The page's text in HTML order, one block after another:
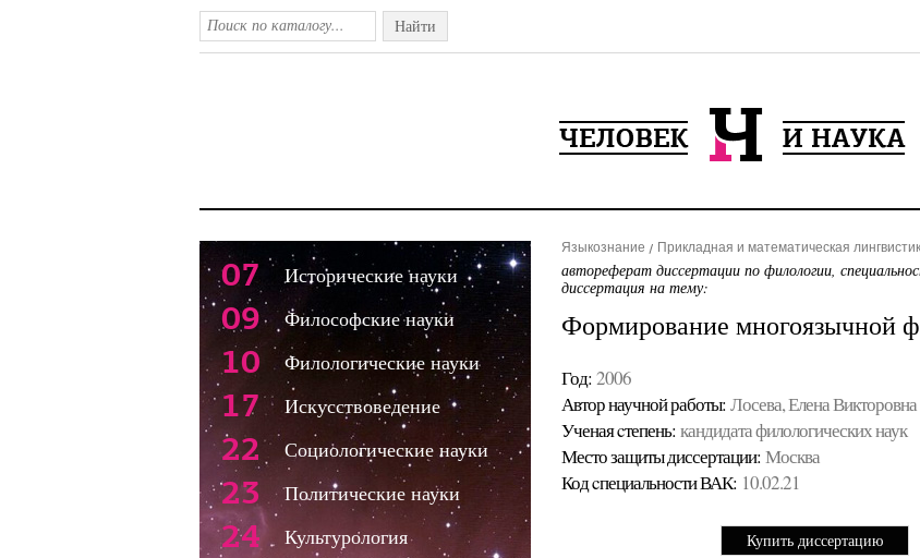
Найти
Языкознание Прикладная и математическая
автореферат диссертации по филологии,
диссертация на тему:
Формирование многоязычной
Год: 2006
Автор научной работы: Лосева, Елена Викторовна
Ученая cтепень: кандидата филологических наук
Место защиты диссертации: Москва
Код cпециальности ВАК: 10.02.21
Купить диссертацию
07 Исторические науки
09 Философские науки
10 Филологические науки
17 Искусствоведение
22 Социологические науки
23 Политические науки
24 Культурология